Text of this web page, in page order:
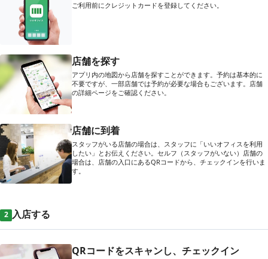
ご利用前にクレジットカードを登録してください。
店舗を探す
アプリ内の地図から店舗を探すことができます。予約は基本的に
不要ですが、一部店舗では予約が必要な場合もございます。店舗
の詳細ページをご確認ください。
店舗に到着
スタッフがいる店舗の場合は、スタッフに「いいオフィスを利用
したい」とお伝えください。セルフ（スタッフがいない）店舗の
場合は、店舗の入口にあるQRコードから、チェックインを行いま
す。
2 入店する
QRコードをスキャンし、チェックイン